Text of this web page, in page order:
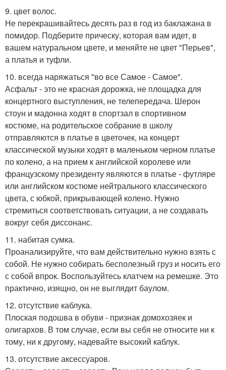
9. цвет волос.
Не перекрашивайтесь десять раз в год из баклажана в
помидор. Подберите прическу, которая вам идет, в
вашем натуральном цвете, и меняйте не цвет "Перьев",
а платья и туфли.
10. всегда наряжаться "во все Самое - Самое".
Асфальт - это не красная дорожка, не площадка для
концертного выступления, не телепередача. Шерон
стоун и мадонна ходят в спортзал в спортивном
костюме, на родительское собрание в школу
отправляются в платье в цветочек, на концерт
классической музыки ходят в маленьком черном платье
по колено, а на прием к английской королеве или
французскому президенту являются в платье - футляре
или английском костюме нейтрального классического
цвета, с юбкой, прикрывающей колено. Нужно
стремиться соответствовать ситуации, а не создавать
вокруг себя диссонанс.
11. набитая сумка.
Проанализируйте, что вам действительно нужно взять с
собой. Не нужно собирать бесполезный груз и носить его
с собой впрок. Воспользуйтесь клатчем на ремешке. Это
практично, изящно, он не выглядит баулом.
12. отсутствие каблука.
Плоская подошва в обуви - признак домохозяек и
олигархов. В том случае, если вы себя не относите ни к
тому, ни к другому, надевайте высокий каблук.
13. отсутствие аксессуаров.